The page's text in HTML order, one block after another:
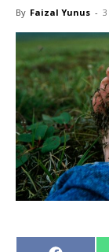
DIY
Bilik
Bilik
Dapur
Ruang
Make Over
Bilik
By Faizal Yunus - 3